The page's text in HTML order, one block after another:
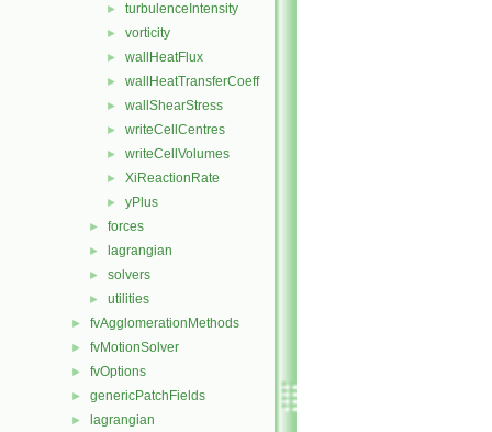
► turbulenceIntensity
► vorticity
► wallHeatFlux
► wallHeatTransferCoeff
► wallShearStress
► writeCellCentres
► writeCellVolumes
► XiReactionRate
► yPlus
► forces
► lagrangian
► solvers
► utilities
► fvAgglomerationMethods
► fvMotionSolver
► fvOptions
► genericPatchFields
► lagrangian